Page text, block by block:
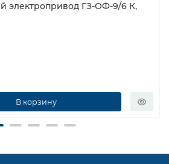
электропривод ГЗ-ОФ-9/6 К,
В корзину